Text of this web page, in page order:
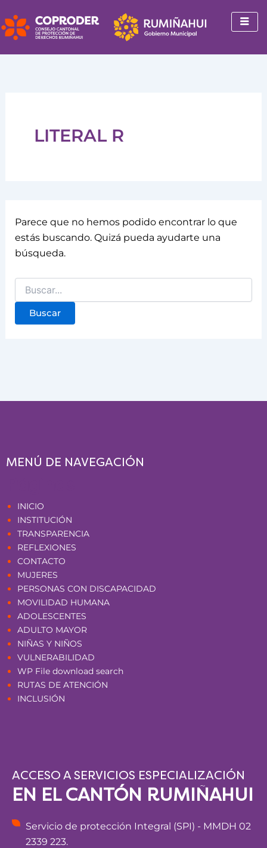
al
contenido
LITERAL R
Parece que no hemos podido encontrar lo que
estás buscando. Quizá pueda ayudarte una
búsqueda.
por:
MENÚ DE NAVEGACIÓN
INICIO
INSTITUCIÓN
TRANSPARENCIA
REFLEXIONES
CONTACTO
MUJERES
PERSONAS CON DISCAPACIDAD
MOVILIDAD HUMANA
ADOLESCENTES
ADULTO MAYOR
NIÑAS Y NIÑOS
VULNERABILIDAD
WP File download search
RUTAS DE ATENCIÓN
INCLUSIÓN
ACCESO A SERVICIOS ESPECIALIZACIÓN
EN EL CANTÓN RUMIÑAHUI
Servicio de protección Integral (SPI) - MMDH 02
2339 223.